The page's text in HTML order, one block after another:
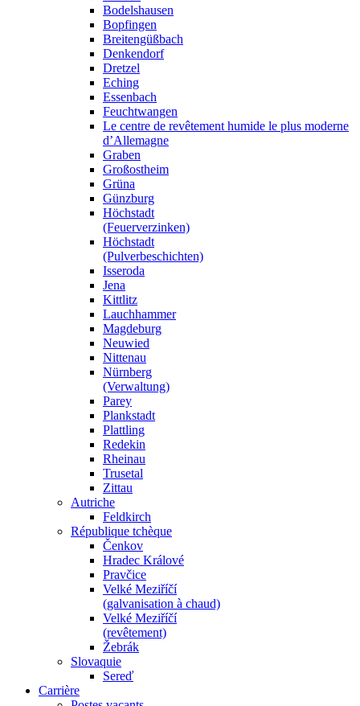
Bodelshausen
Bopfingen
Breitengüßbach
Denkendorf
Dretzel
Eching
Essenbach
Feuchtwangen
Le centre de revêtement humide le plus moderne
d’Allemagne
Graben
Großostheim
Grüna
Günzburg
Höchstadt
(Feuerverzinken)
Höchstadt
(Pulverbeschichten)
Isseroda
Jena
Kittlitz
Lauchhammer
Magdeburg
Neuwied
Nittenau
Nürnberg
(Verwaltung)
Parey
Plankstadt
Plattling
Redekin
Rheinau
Trusetal
Zittau
Autriche
Feldkirch
République tchèque
Čenkov
Hradec Králové
Pravčice
Velké Meziříčí
(galvanisation à chaud)
Velké Meziříčí
(revêtement)
Žebrák
Slovaquie
Sereď
Carrière